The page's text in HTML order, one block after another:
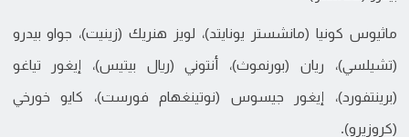
ماثيوس كونيا (مانشستر يونايتد)، لويز هنريك (زينيت)، جواو بيدرو
(تشيلسي)، ريان (بورنموث)، أنتوني (ريال بيتيس)، إيغور تياغو
(برينتفورد)، إيغور جيسوس (نوتينغهام فورست)، كايو خورخي
(كروزيرو).